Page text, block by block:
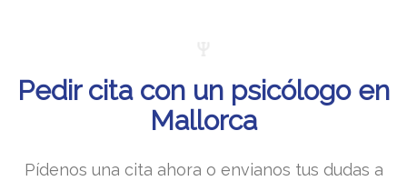
Pedir cita con un psicólogo en
Mallorca
Pídenos una cita ahora o envianos tus dudas a